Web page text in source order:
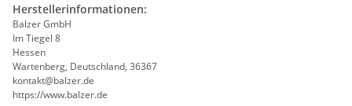
Herstellerinformationen:
Balzer GmbH
Im Tiegel 8
Hessen
Wartenberg, Deutschland, 36367
kontakt@balzer.de
https://www.balzer.de